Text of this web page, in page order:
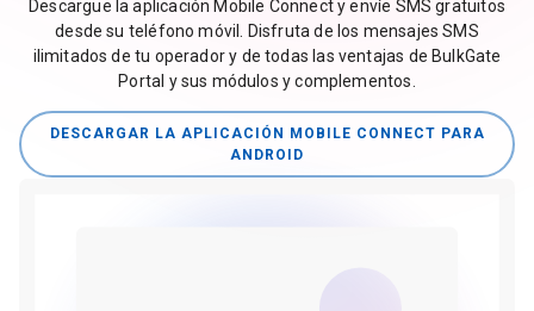
Descargue la aplicación Mobile Connect y envíe SMS gratuitos
desde su teléfono móvil. Disfruta de los mensajes SMS
ilimitados de tu operador y de todas las ventajas de BulkGate
Portal y sus módulos y complementos.
DESCARGAR LA APLICACIÓN MOBILE CONNECT PARA
ANDROID